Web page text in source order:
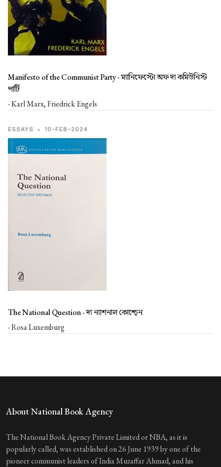
Manifesto of the Communist Party -ম্যানিফেস্টো অফ দ্য কমিউনিস্ট
পার্টি
- Karl Marx, Friedrick Engels
ESSAYS • 10-FEB-2024
The National Question -দ্য ন্যাশনাল কোশ্চে্‌ন
- Rosa Luxemburg
About National Book Agency
The National Book Agency Private Limited or NBA, as it is
popularly called, was established on 26 June 1939 by one of the
pioneer communist leaders of India Muzaffar Ahmad, and his